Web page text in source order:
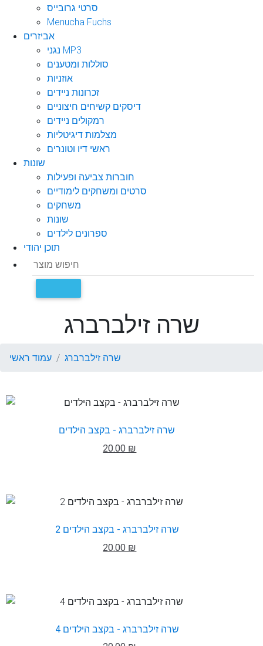
סרטי גרובייס
Menucha Fuchs
אביזרים
נגני MP3
סוללות ומטענים
אוזניות
זכרונות ניידים
דיסקים קשיחים חיצוניים
רמקולים ניידים
מצלמות דיגיטליות
ראשי דיו וטונרים
שונות
חוברות צביעה ופעילות
סרטים ומשחקים לימודיים
משחקים
שונות
ספרונים לילדים
תוכן יהודי
שרה זילברברג
עמוד ראשי שרה זילברברג
שרה זילברברג - בקצב הילדים
20.00 ₪
שרה זילברברג - בקצב הילדים 2
20.00 ₪
שרה זילברברג - בקצב הילדים 4